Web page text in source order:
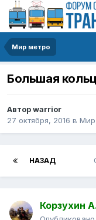
Мир метро
Большая
Авторwarrior
27 октября, 2016 в Мир
НАЗАД
Корзухин